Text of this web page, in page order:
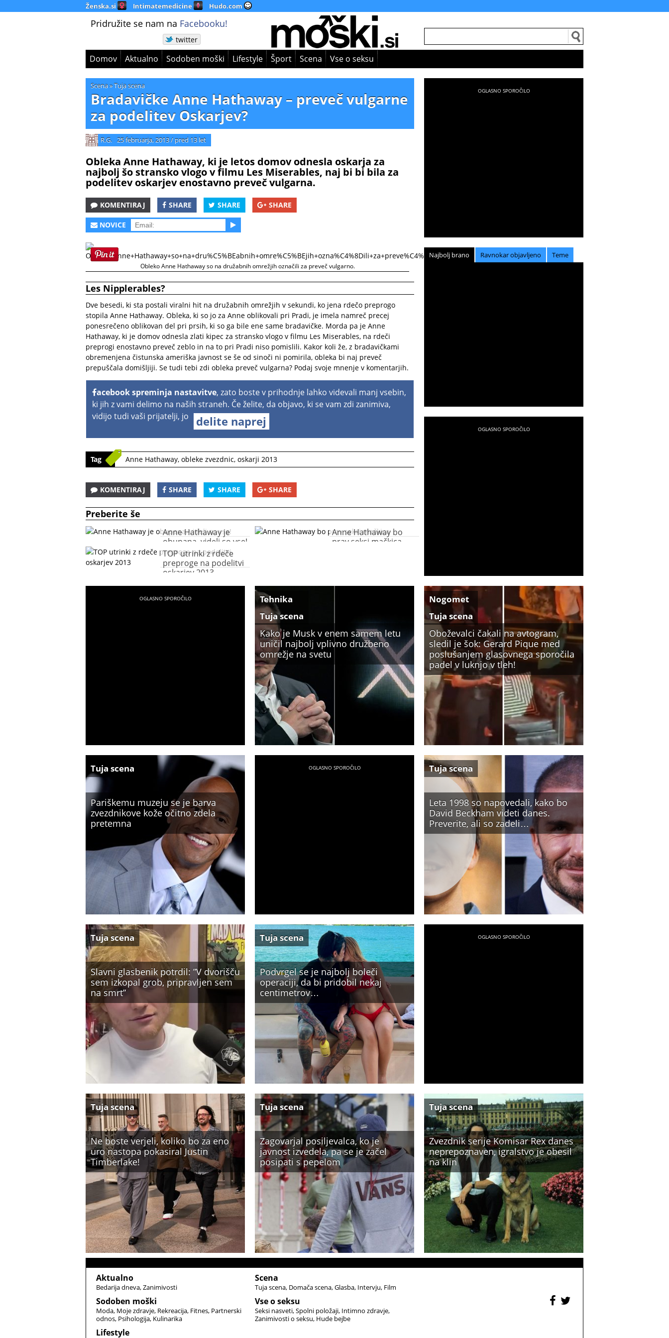
Ženska.si Intimatemedicine Hudo.com
Pridružite se nam na Facebooku!
twitter
Domov Aktualno Sodoben moški Lifestyle Šport Scena Vse o seksu
Scena»Tuja scena
Bradavičke Anne Hathaway – preveč vulgarne
za podelitev Oskarjev?
R.G. 25 februarja, 2013/ pred 13 let
Obleka Anne Hathaway, ki je letos domov odnesla oskarja za
najbolj šo stransko vlogo v filmu Les Miserables, naj bi bi bila za
podelitev oskarjev enostavno preveč vulgarna.
KOMENTIRAJ SHARE SHARE SHARE
NOVICE
Obleko Anne Hathaway so na družabnih omrežjih označili za preveč vulgarno.
Les Nipplerables?
Dve besedi, ki sta postali viralni hit na družabnih omrežjih v sekundi, ko jena rdečo preprogo
stopila Anne Hathaway. Obleka, ki so jo za Anne oblikovali pri Pradi, je imela namreč precej
ponesrečeno oblikovan del pri prsih, ki so ga bile ene same bradavičke. Morda pa je Anne
Hathaway, ki je domov odnesla zlati kipec za stransko vlogo v filmu Les Miserables, na rdeči
preprogi enostavno preveč zeblo in na to pri Pradi niso pomislili. Kakor koli že, z bradavičkami
obremenjena čistunska ameriška javnost se še od sinoči ni pomirila, obleka bi naj preveč
prepuščala domišljiji. Se tudi tebi zdi obleka preveč vulgarna? Podaj svoje mnenje v komentarjih.
acebook spreminja nastavitve, zato boste v prihodnje lahko videvali manj vsebin,
ki jih z vami delimo na naših straneh. Če želite, da objavo, ki se vam zdi zanimiva,
vidijo tudi vaši prijatelji, jo
delite naprej
Tag Anne Hathaway, obleke zvezdnic, oskarji 2013
KOMENTIRAJ SHARE SHARE SHARE
Preberite še
Anne Hathaway je
obupana, videli so vse!
Anne Hathaway bo
prav seksi mačkica
TOP utrinki z rdeče
preproge na podelitvi
oskarjev 2013
Najbolj brano Ravnokar objavljeno Teme
Kako je Musk v enem samem letu
uničil najbolj vplivno družbeno
omrežje na svetu
Tehnika
Tuja scena
Oboževalci čakali na avtogram,
sledil je šok: Gerard Pique med
poslušanjem glasovnega sporočila
padel v luknjo v tleh!
Nogomet
Tuja scena
Pariškemu muzeju se je barva
zvezdnikove kože očitno zdela
pretemna
Tuja scena
Leta 1998 so napovedali, kako bo
David Beckham videti danes.
Preverite, ali so zadeli…
Tuja scena
Slavni glasbenik potrdil: ”V dvorišču
sem izkopal grob, pripravljen sem
na smrt”
Tuja scena
Podvrgel se je najbolj boleči
operaciji, da bi pridobil nekaj
centimetrov…
Tuja scena
Ne boste verjeli, koliko bo za eno
uro nastopa pokasiral Justin
Timberlake!
Tuja scena
Zagovarjal posiljevalca, ko je
javnost izvedela, pa se je začel
posipati s pepelom
Tuja scena
Zvezdnik serije Komisar Rex danes
neprepoznaven, igralstvo je obesil
na klin
Tuja scena
Aktualno
Bedarija dneva Zanimivosti
Sodoben moški
Moda Moje zdravje Rekreacija Fitnes Partnerski
odnos Psihologija Kulinarika
Lifestyle
Scena
Tuja scena Domača scena Glasba Intervju Film
Vse o seksu
Seksi nasveti Spolni položaji Intimno zdravje
Zanimivosti o seksu Hude bejbe